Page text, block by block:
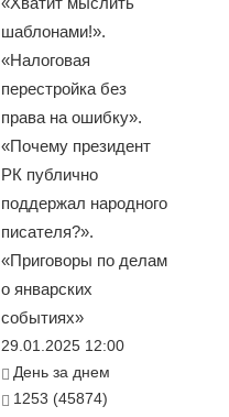
шаблонами!».
«Налоговая
перестройка без
права на ошибку».
«Почему президент
РК публично
поддержал народного
писателя?».
«Приговоры по делам
о январских
событиях»
29.01.2025 12:00
День за днем
1253 (45874)